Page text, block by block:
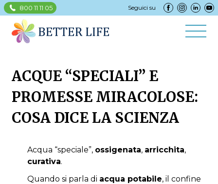
800 11 11 05 Seguici su
ACQUE “SPECIALI” E
PROMESSE MIRACOLOSE:
COSA DICE LA SCIENZA
Acqua “speciale”, ossigenata, arricchita,
curativa.
Quando si parla di acqua potabile, il confine